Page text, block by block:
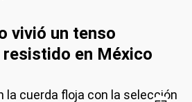
vivió un tenso
en México